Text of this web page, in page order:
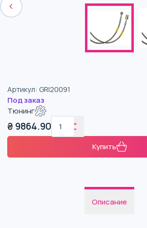
Артикул: GRI20091
Под заказ
Тюнинг
₴ 9864.90
Купить
Описание